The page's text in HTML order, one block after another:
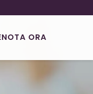
ORA